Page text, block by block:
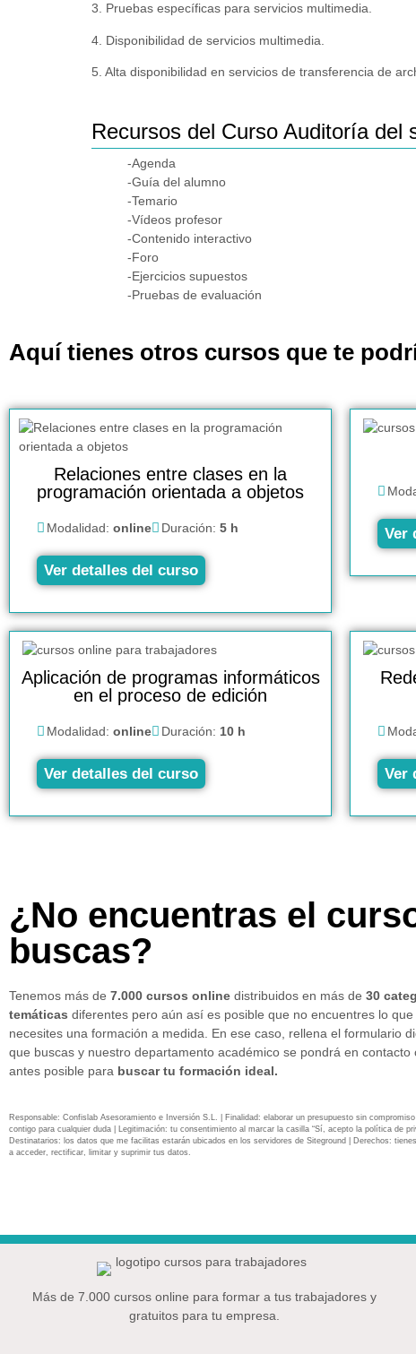
3. Pruebas específicas para servicios multimedia.
4. Disponibilidad de servicios multimedia.
5. Alta disponibilidad en servicios de transferencia de
Recursos del Curso Auditoría del
-Agenda
-Guía del alumno
-Temario
-Vídeos profesor
-Contenido interactivo
-Foro
-Ejercicios supuestos
-Pruebas de evaluación
Aquí tienes otros cursos que te
Relaciones entre clases en la
programación orientada a objetos
Modalidad: online Duración: 5 h
Ver detalles del curso
Ver
Aplicación de programas informáticos
en el proceso de edición
Modalidad: online Duración: 10 h
Ver detalles del curso Ver
¿No encuentras el
buscas?
Tenemos más de 7.000 cursos online distribuidos en más de 30
temáticas diferentes pero aún así es posible que no encuentres lo
necesites una formación a medida. En ese caso, rellena el formulario
que buscas y nuestro departamento académico se pondrá en contacto
antes posible para buscar tu formación ideal.
Responsable: Confislab Asesoramiento e Inversión S.L. | Finalidad: elaborar un presupuesto sin
contigo para cualquier duda | Legitimación: tu consentimiento al marcar la casilla “Sí, acepto la política de
Destinatarios: los datos que me facilitas estarán ubicados en los servidores de Siteground | Derechos:
a acceder, rectificar, limitar y suprimir tus datos.
Más de 7.000 cursos online para formar a tus trabajadores y
gratuitos para tu empresa.